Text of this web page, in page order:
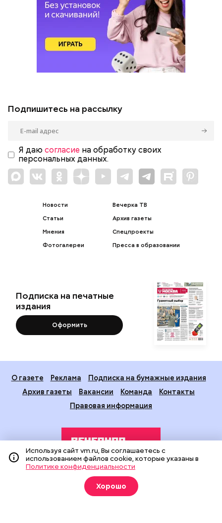
Подпишитесь на рассылку
Я даю согласие на обработку своих
персональных данных.
Новости
Статьи
Мнения
Фотогалереи
Вечерка ТВ
Архив газеты
Спецпроекты
Пресса в образовании
Подписка на печатные
издания
Оформить
О газете Реклама
Подписка на бумажные издания
Архив газеты
Вакансии Команда
Контакты
Правовая информация
Издание создано при финансовой поддержке Департамента
средств массовой информации и рекламы города Москвы.
На сайте применяются рекомендательные технологии
Используя сайт vm.ru, Вы соглашаетесь с
использованием файлов cookie, которые указаны в
Политике конфиденциальности
Хорошо